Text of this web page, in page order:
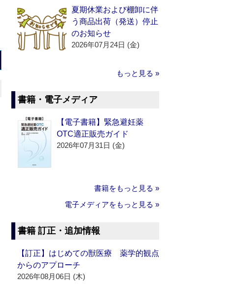
夏期休業および棚卸に伴
う商品出荷（発送）停止
のお知らせ
2026年07月24日 (金)
もっと見る »
書籍・電子メディア
【電子書籍】緊急避妊薬
OTC適正販売ガイド
2026年07月31日 (金)
書籍をもっと見る »
電子メディアをもっと見る »
書籍 訂正・追加情報
【訂正】はじめての獣医療 薬学的観点
からのアプローチ
2026年08月06日 (木)